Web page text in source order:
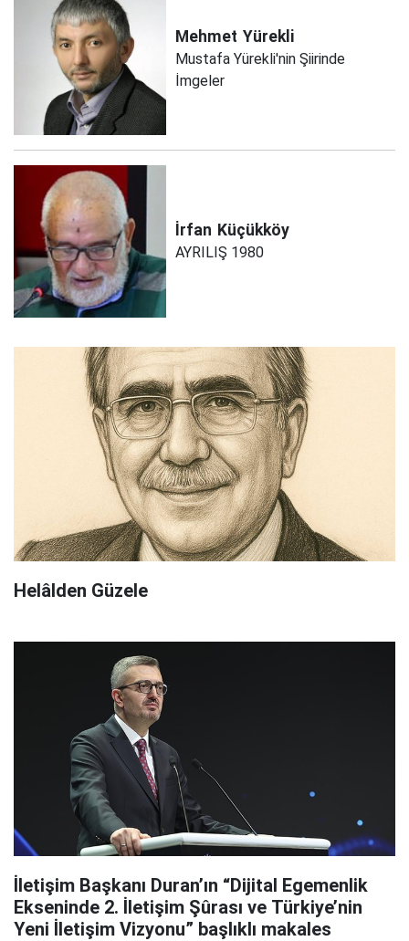
Mehmet Yürekli
Mustafa Yürekli'nin Şiirinde
İmgeler
İrfan Küçükköy
AYRILIŞ 1980
Helâlden Güzele
İletişim Başkanı Duran’ın “Dijital Egemenlik
Ekseninde 2. İletişim Şûrası ve Türkiye’nin
Yeni İletişim Vizyonu” başlıklı makales